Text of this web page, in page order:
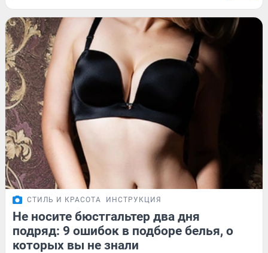
СТИЛЬ И КРАСОТА ИНСТРУКЦИЯ
Не носите бюстгальтер два дня
подряд: 9 ошибок в подборе белья, о
которых вы не знали